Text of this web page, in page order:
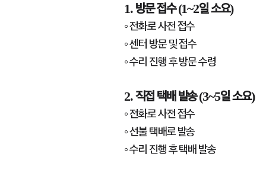
1. 방문 접수 (1~2일 소요)
◦ 전화로 사전 접수
◦ 센터 방문 및 접수
◦ 수리 진행 후 방문 수령
2. 직접 택배 발송 (3~5일 소요)
◦ 전화로 사전 접수
◦ 선불 택배로 발송
◦ 수리 진행 후 택배 발송